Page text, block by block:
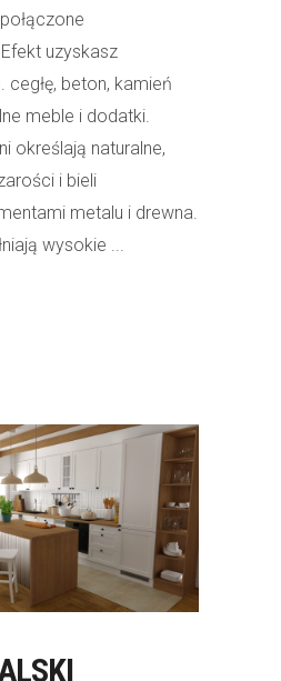
uzyskasz
beton, kamień
meble i dodatki.
określają naturalne,
i bieli
metalu i drewna.
wysokie